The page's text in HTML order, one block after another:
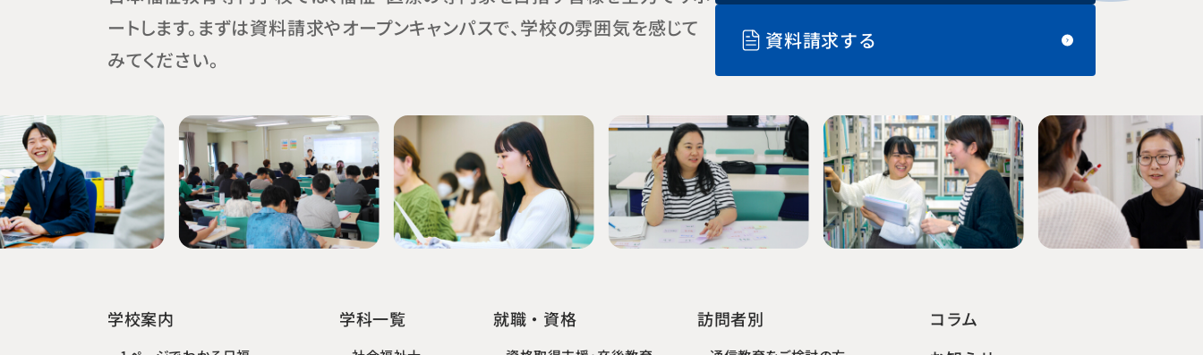
ートします。まずは資料請求やオープンキャンパスで、学校の雰囲気を感じて
みてください。
資料請求する
学校案内 学科一覧 就職・資格 訪問者別 コラム